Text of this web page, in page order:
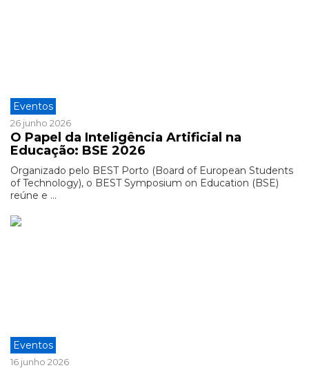
Eventos
26 junho 2026
O Papel da Inteligência Artificial na
Educação: BSE 2026
Organizado pelo BEST Porto (Board of European Students
of Technology), o BEST Symposium on Education (BSE)
reúne e ...
Eventos
16 junho 2026